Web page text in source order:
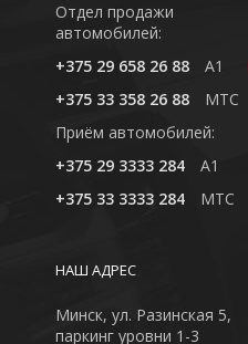
Отдел продажи
автомобилей:
+375 29 658 26 88
A1
+375 33 358 26 88
MTC
Приём автомобилей:
+375 29 3333 284
A1
+375 33 3333 284
MTC
НАШ АДРЕС
Минск, ул. Разинская 5,
паркинг уровни 1-3